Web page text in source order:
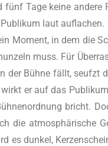
Tage kei­ne ande­re
laut
Moment, in dem die
muss. Für
der Büh­ne fällt, seufzt
er auf das
bricht.
die atmo­sphä­ri­sche
es dun­kel,